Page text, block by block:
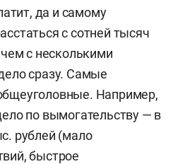
да и самому
с сотней тысяч
с несколькими
сразу. Самые
Например,
по вымогательству — в
рублей (мало
быстрое